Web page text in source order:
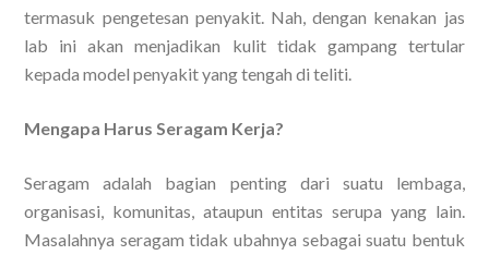
termasuk pengetesan penyakit. Nah, dengan kenakan jas
lab ini akan menjadikan kulit tidak gampang tertular
kepada model penyakit yang tengah di teliti.
Mengapa Harus Seragam Kerja?
Seragam adalah bagian penting dari suatu lembaga,
organisasi, komunitas, ataupun entitas serupa yang lain.
Masalahnya seragam tidak ubahnya sebagai suatu bentuk